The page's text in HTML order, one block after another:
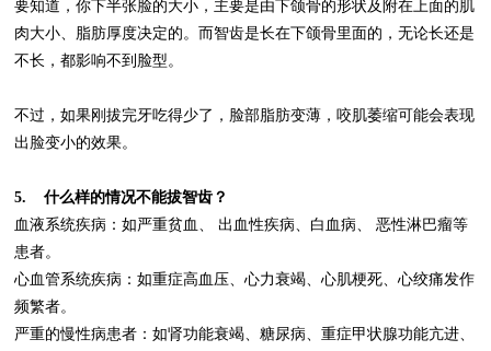
要知道，你下半张脸的大小，主要是由下颌骨的形状及附在上面的肌
肉大小、脂肪厚度决定的。而智齿是长在下颌骨里面的，无论长还是
不长，都影响不到脸型。
不过，如果刚拔完牙吃得少了，脸部脂肪变薄，咬肌萎缩可能会表现
出脸变小的效果。
5. 什么样的情况不能拔智齿？
血液系统疾病：如严重贫血、 出血性疾病、白血病、 恶性淋巴瘤等
患者。
心血管系统疾病：如重症高血压、心力衰竭、心肌梗死、心绞痛发作
频繁者。
严重的慢性病患者：如肾功能衰竭、糖尿病、重症甲状腺功能亢进、